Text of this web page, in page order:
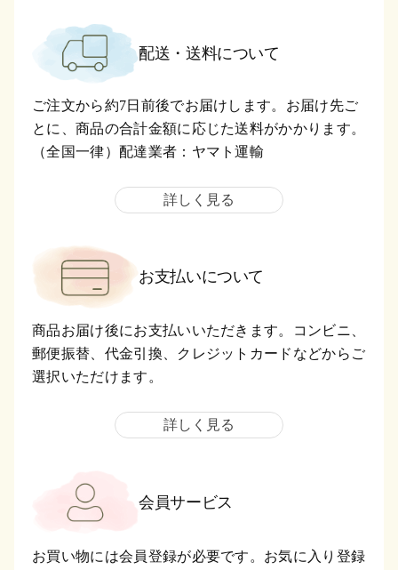
配送・送料について
ご注文から約7日前後でお届けします。お届け先ご
とに、商品の合計金額に応じた送料がかかります。
（全国一律）配達業者：ヤマト運輸
詳しく見る
お支払いについて
商品お届け後にお支払いいただきます。コンビニ、
郵便振替、代金引換、クレジットカードなどからご
選択いただけます。
詳しく見る
会員サービス
お買い物には会員登録が必要です。お気に入り登録